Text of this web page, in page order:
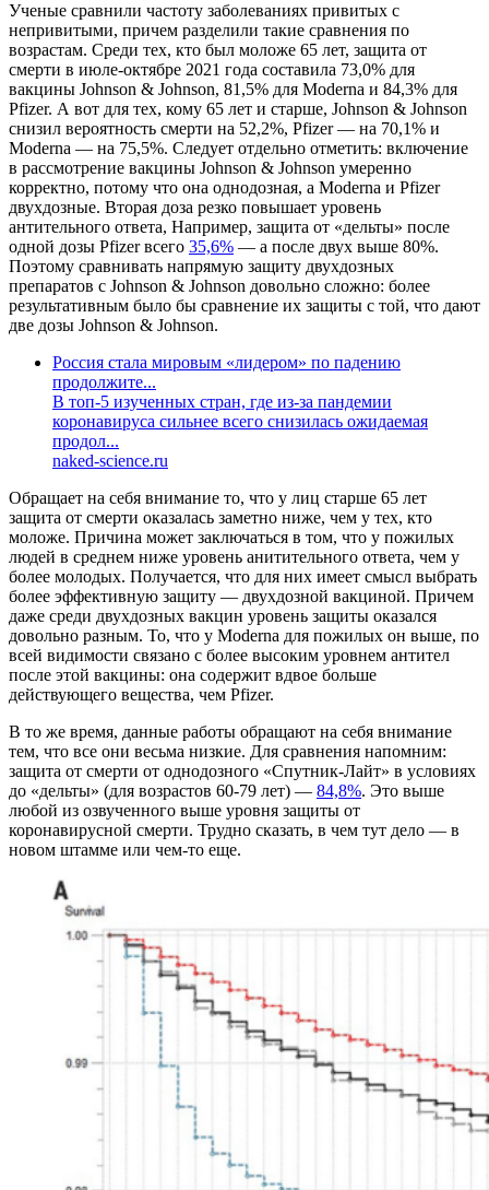
Ученые сравнили частоту заболеваниях привитых с
непривитыми, причем разделили такие сравнения по
возрастам. Среди тех, кто был моложе 65 лет, защита от
смерти в июле-октябре 2021 года составила 73,0% для
вакцины Johnson & Johnson, 81,5% для Moderna и 84,3% для
Pfizer. А вот для тех, кому 65 лет и старше, Johnson & Johnson
снизил вероятность смерти на 52,2%, Pfizer — на 70,1% и
Moderna — на 75,5%. Следует отдельно отметить: включение
в рассмотрение вакцины Johnson & Johnson умеренно
корректно, потому что она однодозная, а Moderna и Pfizer
двухдозные. Вторая доза резко повышает уровень
антительного ответа, Например, защита от «дельты» после
одной дозы Pfizer всего 35,6% — а после двух выше 80%.
Поэтому сравнивать напрямую защиту двухдозных
препаратов с Johnson & Johnson довольно сложно: более
результативным было бы сравнение их защиты с той, что дают
две дозы Johnson & Johnson.
Россия стала мировым «лидером» по падению
продолжите...
В топ-5 изученных стран, где из-за пандемии
коронавируса сильнее всего снизилась ожидаемая
продол...
naked-science.ru
Обращает на себя внимание то, что у лиц старше 65 лет
защита от смерти оказалась заметно ниже, чем у тех, кто
моложе. Причина может заключаться в том, что у пожилых
людей в среднем ниже уровень анитительного ответа, чем у
более молодых. Получается, что для них имеет смысл выбрать
более эффективную защиту — двухдозной вакциной. Причем
даже среди двухдозных вакцин уровень защиты оказался
довольно разным. То, что у Моderna для пожилых он выше, по
всей видимости связано с более высоким уровнем антител
после этой вакцины: она содержит вдвое больше
действующего вещества, чем Pfizer.
В то же время, данные работы обращают на себя внимание
тем, что все они весьма низкие. Для сравнения напомним:
защита от смерти от однодозного «Спутник-Лайт» в условиях
до «дельты» (для возрастов 60-79 лет) — 84,8%. Это выше
любой из озвученного выше уровня защиты от
коронавирусной смерти. Трудно сказать, в чем тут дело — в
новом штамме или чем-то еще.